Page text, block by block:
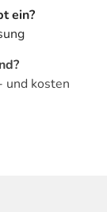
ein?
und kosten